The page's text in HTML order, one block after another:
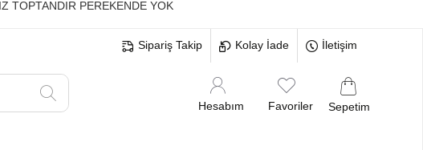
PEREKENDE YOK
Sipariş Takip Kolay İade İletişim
Hesabım Favoriler Sepetim